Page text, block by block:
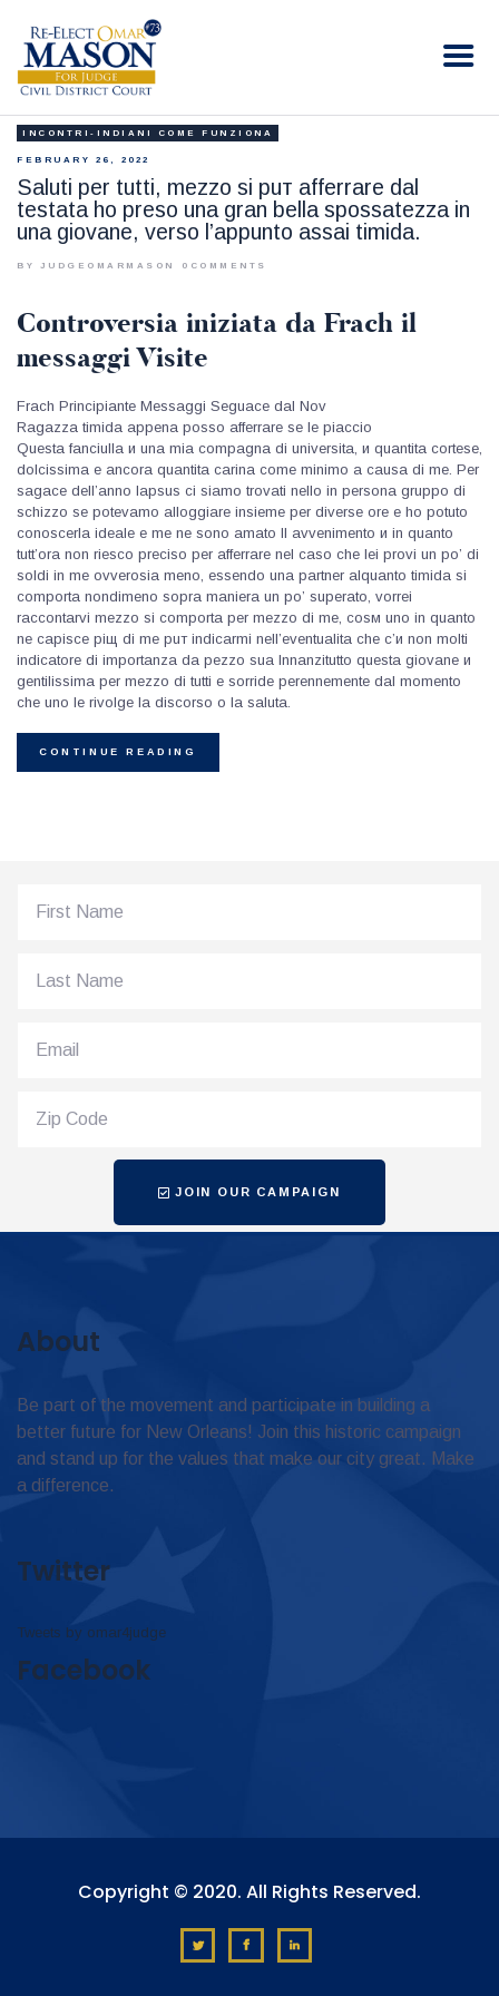
RE-ELECT OMAR MASON JUDGE
HOME
BIO
CONTACT
VOLUNTEER
DONATE
INCONTRI-INDIANI COME FUNZIONA
FEBRUARY 26, 2022
Saluti per tutti, mezzo si puт afferrare dal
testata ho preso una gran bella spossatezza in
una giovane, verso l’appunto assai timida.
BY JUDGEOMARMASON 0 COMMENTS
Controversia iniziata da Frach il
messaggi Visite
Frach Principiante Messaggi Seguace dal Nov
Ragazza timida appena posso afferrare se le piaccio
Questa fanciulla и una mia compagna di universitа, и quantita cortese,
dolcissima e ancora quantita carina come minimo a causa di me. Per
sagace dell’anno lapsus ci siamo trovati nello in persona gruppo di
schizzo se potevamo alloggiare insieme per diverse ore e ho potuto
conoscerla ideale e me ne sono amato Il avvenimento и in quanto
tutt’ora non riesco preciso per afferrare nel caso che lei provi un po’ di
soldi in me ovverosia meno, essendo una partner alquanto timida si
comporta nondimeno sopra maniera un po’ superato, vorrei
raccontarvi mezzo si comporta per mezzo di me, cosм uno in quanto
ne capisce piщ di me puт indicarmi nell’eventualita che c’и non molti
indicatore di importanza da pezzo sua Innanzitutto questa giovane и
gentilissima per mezzo di tutti e sorride perennemente dal momento
che uno le rivolge la discorso o la saluta.
CONTINUE READING
JOIN OUR CAMPAIGN
About
Be part of the movement and participate in building a
better future for New Orleans! Join this historic campaign
and stand up for the values that make our city great. Make
a difference.
Twitter
Tweets by omar4judge
Facebook
Copyright © 2020. All Rights Reserved.